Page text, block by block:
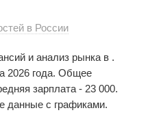
в России
и анализ рынка в .
2026 года. Общее
зарплата - 23 000.
данные с графиками.